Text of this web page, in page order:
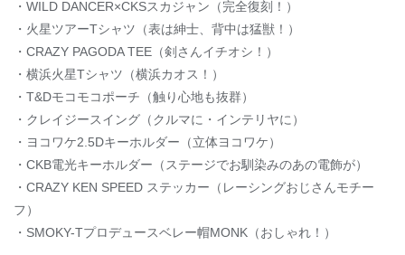
・WILD DANCER×CKSスカジャン（完全復刻！）
・火星ツアーTシャツ（表は紳士、背中は猛獣！）
・CRAZY PAGODA TEE（剣さんイチオシ！）
・横浜火星Tシャツ（横浜カオス！）
・T&Dモコモコポーチ（触り心地も抜群）
・クレイジースイング（クルマに・インテリヤに）
・ヨコワケ2.5Dキーホルダー（立体ヨコワケ）
・CKB電光キーホルダー（ステージでお馴染みのあの電飾が）
・CRAZY KEN SPEED ステッカー（レーシングおじさんモチー
フ）
・SMOKY-Tプロデュースベレー帽MONK（おしゃれ！）